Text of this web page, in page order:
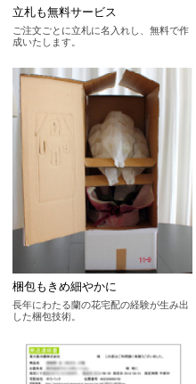
立札も無料サービス
ご注文ごとに立札に名入れし、無料で作
成いたします。
梱包もきめ細やかに
長年にわたる蘭の花宅配の経験が生み出
した梱包技術。